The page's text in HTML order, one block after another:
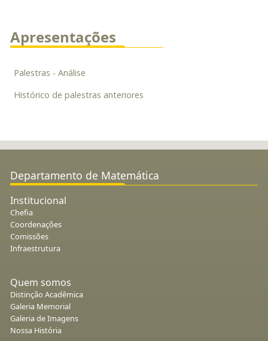
Apresentações
Palestras - Análise
Histórico de palestras anteriores
Departamento de Matemática
Institucional
Chefia
Coordenações
Comissões
Infraestrutura
Quem somos
Distinção Acadêmica
Galeria Memorial
Galeria de Imagens
Nossa História